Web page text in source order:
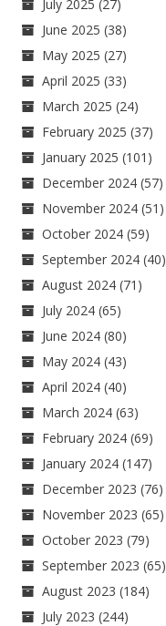
July 2025 (27)
June 2025 (38)
May 2025 (27)
April 2025 (33)
March 2025 (24)
February 2025 (37)
January 2025 (101)
December 2024 (57)
November 2024 (51)
October 2024 (59)
September 2024 (40)
August 2024 (71)
July 2024 (65)
June 2024 (80)
May 2024 (43)
April 2024 (40)
March 2024 (63)
February 2024 (69)
January 2024 (147)
December 2023 (76)
November 2023 (65)
October 2023 (79)
September 2023 (65)
August 2023 (184)
July 2023 (244)